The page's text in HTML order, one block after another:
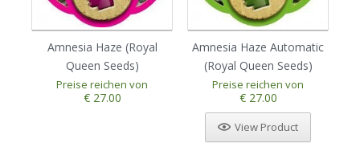
Amnesia Haze (Royal
Queen Seeds)
Preise reichen von
€ 27.00
Amnesia Haze Automatic
(Royal Queen Seeds)
Preise reichen von
€ 27.00
View Product